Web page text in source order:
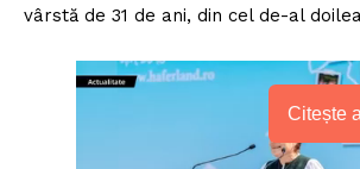
vârstă de 31 de ani, din cel de-al
Citește